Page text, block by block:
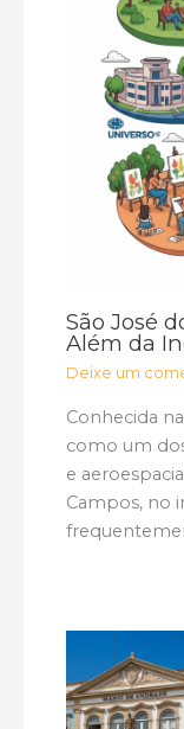
São José
Além da
Deixe um
Conhecida
como um
e
Campos, no